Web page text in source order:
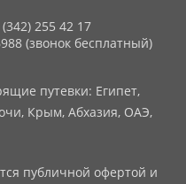
255 42 17
(звонок бесплатный)
путевки: Египет,
Крым, Абхазия, ОАЭ,
публичной офертой и